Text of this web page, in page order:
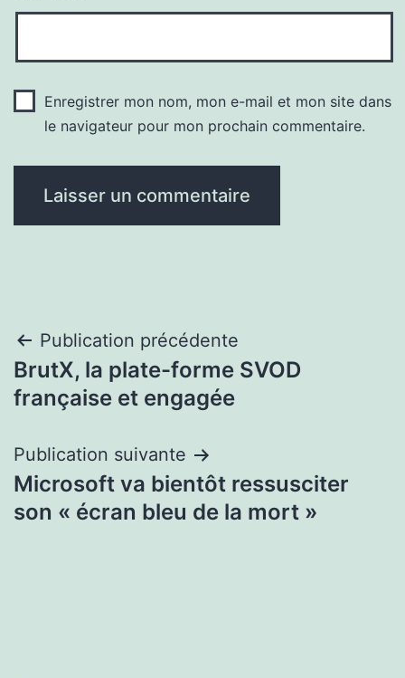
Enregistrer mon nom, mon e-mail et mon site dans
le navigateur pour mon prochain commentaire.
Navigation
de
Publication précédente
BrutX, la plate-forme SVOD
française et engagée
Publication suivante
Microsoft va bientôt ressusciter
son « écran bleu de la mort »